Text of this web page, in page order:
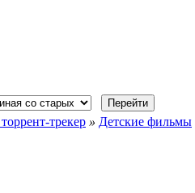
трекер » Детские фильмы